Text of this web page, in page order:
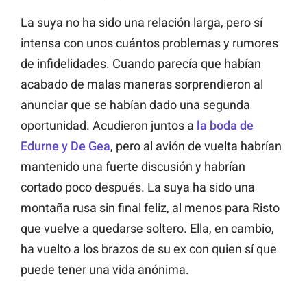
La suya no ha sido una relación larga, pero sí
intensa con unos cuántos problemas y rumores
de infidelidades. Cuando parecía que habían
acabado de malas maneras sorprendieron al
anunciar que se habían dado una segunda
oportunidad. Acudieron juntos a la boda de
Edurne y De Gea, pero al avión de vuelta habrían
mantenido una fuerte discusión y habrían
cortado poco después. La suya ha sido una
montaña rusa sin final feliz, al menos para Risto
que vuelve a quedarse soltero. Ella, en cambio,
ha vuelto a los brazos de su ex con quien sí que
puede tener una vida anónima.